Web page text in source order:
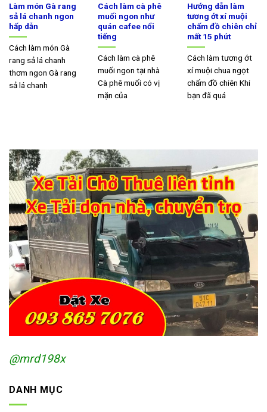
Làm món Gà rang
sả lá chanh ngon
hấp dẫn
Cách làm món Gà
rang sả lá chanh
thơm ngon Gà rang
sả lá chanh
Cách làm cà phê
muối ngon như
quán cafee nổi
tiếng
Cách làm cà phê
muối ngon tại nhà
Cà phê muối có vị
mặn của
Hướng dẫn làm
tương ớt xí muội
chấm đồ chiên chỉ
mất 15 phút
Cách làm tương ớt
xí muội chua ngọt
chấm đồ chiên Khi
bạn đã quá
@mrd198x
DANH MỤC